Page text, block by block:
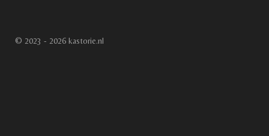
© 2023 - 2026 kastorie.nl